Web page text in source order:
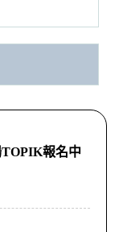
TOPIK報名中